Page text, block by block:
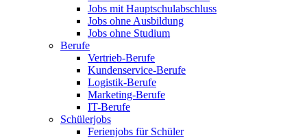
Jobs mit Hauptschulabschluss
Jobs ohne Ausbildung
Jobs ohne Studium
Berufe
Vertrieb-Berufe
Kundenservice-Berufe
Logistik-Berufe
Marketing-Berufe
IT-Berufe
Schülerjobs
Ferienjobs für Schüler